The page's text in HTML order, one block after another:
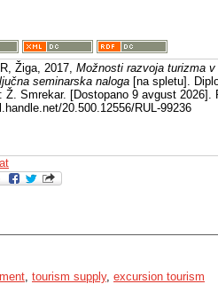
Žiga, 2017, Možnosti razvoja turizma
seminarska naloga [na spletu].
Ž. Smrekar. [Dostopano 9 avgust 2026].
20.500.12556/RUL-99236
tourism supply, excursion tourism